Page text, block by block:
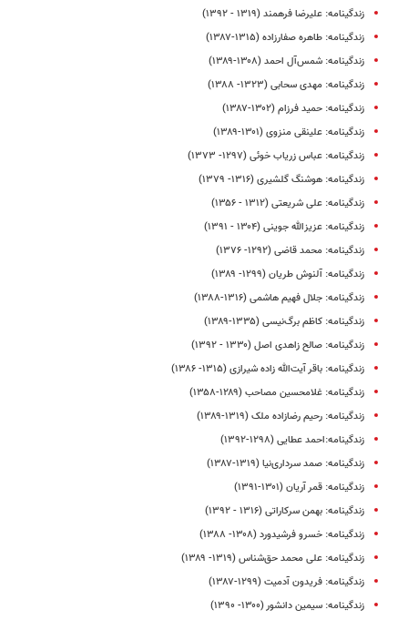
زندگینامه: علیرضا فرهمند (۱۳۱۹ - ۱۳۹۲)
زندگینامه: طاهره صفارزاده (۱۳۱۵-۱۳۸۷)
زندگینامه: شمس‌آل احمد (۱۳۰۸-۱۳۸۹)
زندگینامه: مهدی سحابی (۱۳۲۳- ۱۳۸۸)
زندگینامه: حمید فرزام (۱۳۰۲-۱۳۸۷)
زندگینامه: علینقی منزوی (۱۳۰۱-۱۳۸۹)
زندگینامه: عباس زریاب خوئی (۱۲۹۷- ۱۳۷۳)
زندگینامه: هوشنگ گلشیری (۱۳۱۶- ۱۳۷۹)
زندگینامه: علی شریعتی (۱۳۱۲ - ۱۳۵۶)
زندگینامه: عزیزالله جوینی (۱۳۰۴ - ۱۳۹۱)
زندگینامه: محمد قاضی (۱۲۹۲- ۱۳۷۶)
زندگینامه: آلنوش طریان (۱۲۹۹- ۱۳۸۹)
زندگینامه: جلال فهیم هاشمی (۱۳۱۶-۱۳۸۸)
زندگینامه‌: کاظم برگ‌نیسی (۱۳۳۵-۱۳۸۹)
زندگینامه: صالح زاهدی اصل (۱۳۳۰ - ۱۳۹۲)
زندگینامه: باقر آیت‌الله زاده شیرازی (۱۳۱۵- ۱۳۸۶)
زندگینامه‌: غلامحسین مصاحب (۱۲۸۹-۱۳۵۸)
زندگینامه: رحیم رضازاده ملک (۱۳۱۹-۱۳۸۹)
زندگینامه:احمد عطایی (١٢٩٨-١٣٩٢)
زندگینامه: صمد سرداری‌نیا (۱۳۱۹-۱۳۸۷)
زندگینامه: قمر آریان (۱۳۰۱-۱۳۹۱)
زندگینامه: بهمن سرکاراتی (۱۳۱۶ - ۱۳۹۲)
زندگینامه: خسرو فرشیدورد (۱۳۰۸- ۱۳۸۸)
زندگینامه: علی‌ محمد حق‌شناس (۱۳۱۹- ۱۳۸۹)
زندگینامه: فریدون آدمیت (۱۲۹۹-۱۳۸۷)
زندگینامه: سیمین دانشور (۱۳۰۰- ۱۳۹۰)